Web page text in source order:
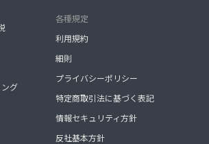
グ
各種規定
利用規約
細則
プライバシーポリシー
特定商取引法に基づく表記
情報セキュリティ方針
反社基本方針